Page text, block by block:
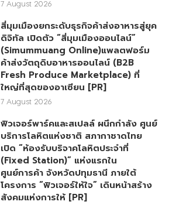
7 August 2026
สี่มุมเมืองยกระดับธุรกิจค้าส่งอาหารสู่ยุค
ดิจิทัล เปิดตัว “สี่มุมเมืองออนไลน์”
(Simummuang Online)แพลตฟอร์ม
ค้าส่งวัตถุดิบอาหารออนไลน์ (B2B
Fresh Produce Marketplace) ที่
ใหญ่ที่สุดของอาเซียน [PR]
7 August 2026
ฟิวเจอร์พาร์คและสเปลล์ ผนึกกำลัง ศูนย์
บริการโลหิตแห่งชาติ สภากาชาดไทย
เปิด “ห้องรับบริจาคโลหิตประจำที่
(Fixed Station)” แห่งแรกใน
ศูนย์การค้า จังหวัดปทุมธานี ภายใต้
โครงการ “ฟิวเจอร์ให้ใจ” เดินหน้าสร้าง
สังคมแห่งการให้ [PR]